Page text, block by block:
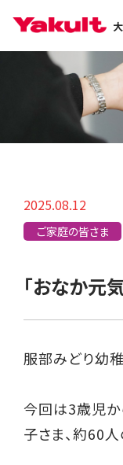
2025.08.12
ご家庭の皆さま
「おなか元
服部みどり幼
今回は3歳児
子さま、約60